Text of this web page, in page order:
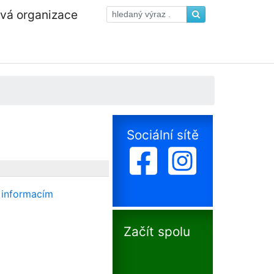
organizace
Sociální sítě
Začít spolu